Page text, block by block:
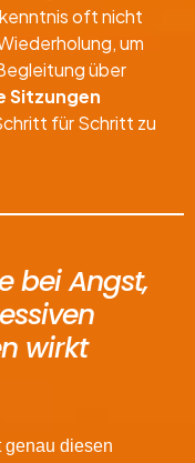
oft nicht
um
über
Sitzungen
für Schritt zu
bei Angst,
wirkt
genau diesen